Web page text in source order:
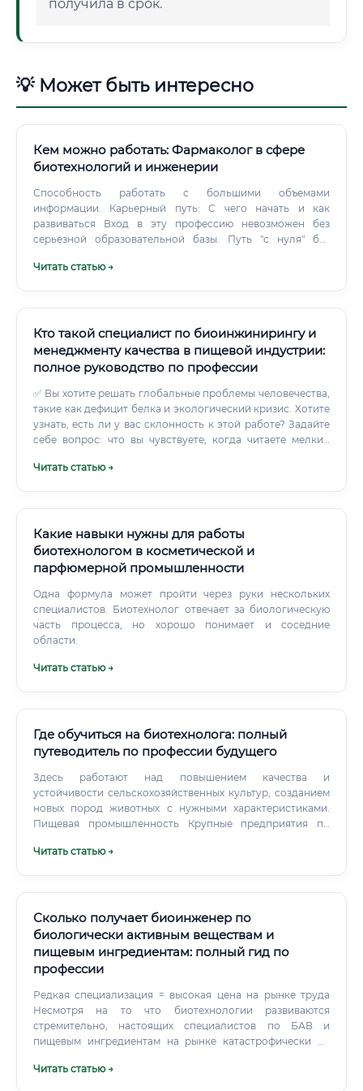
получила в срок.
💡 Может быть интересно
Кем можно работать: Фармаколог в сфере
биотехнологий и инженерии
Способность работать с большими объемами
информации. Карьерный путь: С чего начать и как
развиваться Вход в эту профессию невозможен без
серьезной образовательной базы. Путь "с нуля" без
исключен.
Читать статью →
Кто такой специалист по биоинжинирингу и
менеджменту качества в пищевой индустрии:
полное руководство по профессии
✅ Вы хотите решать глобальные проблемы человечества,
такие как дефицит белка и экологический кризис. Хотите
узнать, есть ли у вас склонность к этой работе? Задайте
себе вопрос: что вы чувствуете, когда читаете мелкий
Читать статью →
Какие навыки нужны для работы
биотехнологом в косметической и
парфюмерной промышленности
Одна формула может пройти через руки нескольких
специалистов. Биотехнолог отвечает за биологическую
часть процесса, но хорошо понимает и соседние
области.
Читать статью →
Где обучиться на биотехнолога: полный
путеводитель по профессии будущего
Здесь работают над повышением качества и
устойчивости сельскохозяйственных культур, созданием
новых пород животных с нужными характеристиками.
Пищевая промышленность Крупные предприятия по
хлебобулочных изделий активно используют
новых продуктов.
Читать статью →
Сколько получает биоинженер по
биологически активным веществам и
пищевым ингредиентам: полный гид по
профессии
Редкая специализация = высокая цена на рынке труда
Несмотря на то что биотехнологии развиваются
стремительно, настоящих специалистов по БАВ и
пищевым ингредиентам на рынке катастрофически не
более очевидные направления. Те, кто выбирает эту
Читать статью →